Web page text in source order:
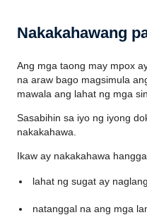
Nakakahawang
Ang mga taong may mpox
na araw bago magsimula
mawala ang lahat ng mga
Sasabihin sa iyo ng iyong
nakakahawa.
Ikaw ay nakakahawa
lahat ng sugat ay
natanggal na ang mga